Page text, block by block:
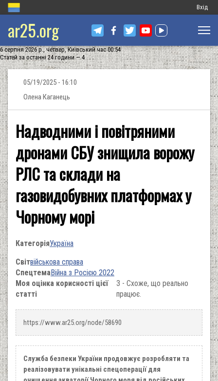
Меню
запису
Вхід
ar25.org
6 серпня 2026 р., четвер, Київський час 00:54
Статей за останні 24 години — 4
05/19/2025 - 16:10
Олена Каганець
Надводними і повітряними
дронами СБУ знищила ворожу
РЛС та склади на
газовидобувних платформах у
Чорному морі
КатегоріяУкраїна
Світвійськова справа
СпецтемаВійна з Росією 2022
Моя оцінка корисності цієї
статті
3 - Схоже, що реально
працює.
https://www.ar25.org/node/58690
Служба безпеки України продовжує розробляти та
реалізовувати унікальні спецоперації для